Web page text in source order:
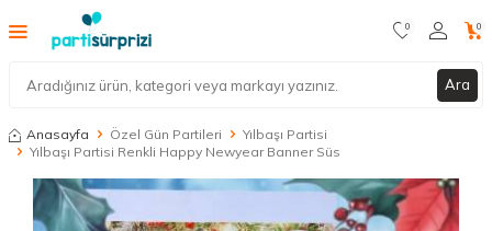
Ara
0 0
Anasayfa Özel Gün Partileri
Yılbaşı Partisi
Yılbaşı Partisi Renkli Happy Newyear Banner Süs